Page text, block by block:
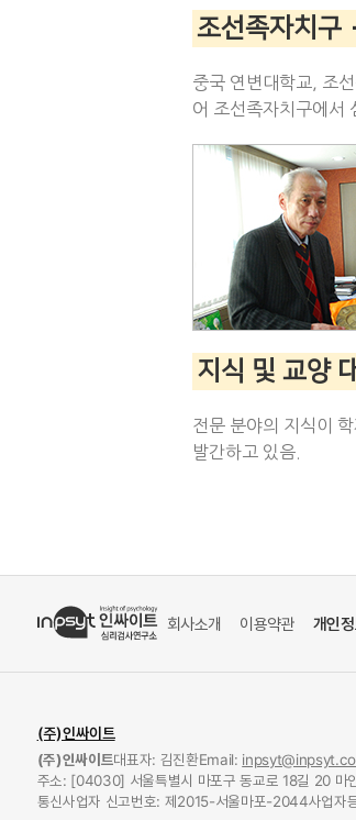
조선족자치구
중국 연변대학교, 조
어 조선족자치구에서
지식 및 교양
전문 분야의 지식이
발간하고 있음.
회사소개 이용약관 개인
(주)인싸이트
(주)인싸이트대표자: 김진환Email:
주소: [04030] 서울특별시 마포구 동교로 18길 20 마
통신사업자 신고번호: 제2015-서울마포-2044사업자